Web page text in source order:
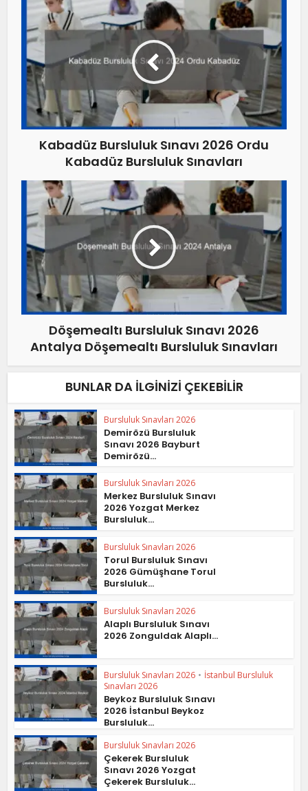
Kabadüz Bursluluk Sınavı 2026 Ordu
Kabadüz Bursluluk Sınavları
Döşemealtı Bursluluk Sınavı 2026
Antalya Döşemealtı Bursluluk Sınavları
BUNLAR DA İLGINIZI ÇEKEBILIR
Bursluluk Sınavları 2026
Demirözü Bursluluk
Sınavı 2026 Bayburt
Demirözü...
Bursluluk Sınavları 2026
Merkez Bursluluk Sınavı
2026 Yozgat Merkez
Bursluluk...
Bursluluk Sınavları 2026
Torul Bursluluk Sınavı
2026 Gümüşhane Torul
Bursluluk...
Bursluluk Sınavları 2026
Alaplı Bursluluk Sınavı
2026 Zonguldak Alaplı...
Bursluluk Sınavları 2026 • İstanbul Bursluluk
Sınavları 2026
Beykoz Bursluluk Sınavı
2026 İstanbul Beykoz
Bursluluk...
Bursluluk Sınavları 2026
Çekerek Bursluluk
Sınavı 2026 Yozgat
Çekerek Bursluluk...